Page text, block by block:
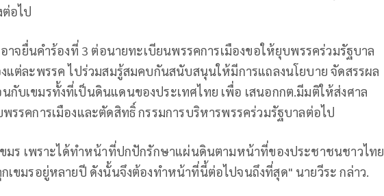
ต่อไป
าจยื่นคำร้องที่ 3 ต่อนายทะเบียนพรรคการเมืองขอให้ยุบพรรคร่วมรัฐบาล
ต่ละพรรค ไปร่วมสมรู้สมคบกันสนับสนุนให้มีการแถลงนโยบาย จัดสรรผล
บเขมรทั้งที่เป็นดินแดนของประเทศไทย เพื่อ เสนอกกต.มีมติให้ส่งศาล
รรคการเมืองและตัดสิทธิ์ กรรมการบริหารพรรคร่วมรัฐบาลต่อไป
ขมร เพราะได้ทำหน้าที่ปกปักรักษาแผ่นดินตามหน้าที่ของประชาชนชาวไทย
เขมรอยู่หลายปี ดังนั้นจึงต้องทำหน้าที่นี้ต่อไปจนถึงที่สุด" นายวีระ กล่าว.